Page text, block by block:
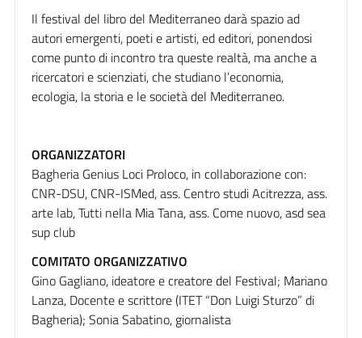
Il festival del libro del Mediterraneo darà spazio ad
autori emergenti, poeti e artisti, ed editori, ponendosi
come punto di incontro tra queste realtà, ma anche a
ricercatori e scienziati, che studiano l’economia,
ecologia, la storia e le società del Mediterraneo.
ORGANIZZATORI
Bagheria Genius Loci Proloco, in collaborazione con:
CNR-DSU, CNR-ISMed, ass. Centro studi Acitrezza, ass.
arte lab, Tutti nella Mia Tana, ass. Come nuovo, asd sea
sup club
COMITATO ORGANIZZATIVO
Gino Gagliano, ideatore e creatore del Festival; Mariano
Lanza, Docente e scrittore (ITET “Don Luigi Sturzo” di
Bagheria); Sonia Sabatino, giornalista